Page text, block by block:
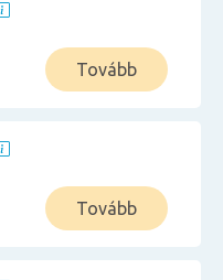
Tovább
Tovább